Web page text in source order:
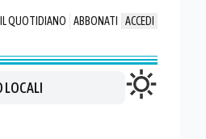
IL QUOTIDIANO ABBONATI ACCEDI
LOCALI